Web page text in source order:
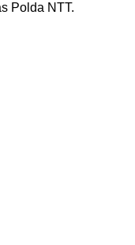
Polda NTT.